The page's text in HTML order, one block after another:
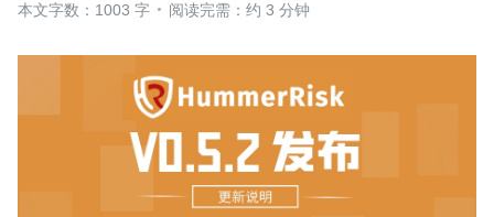
本文字数：1003 字
阅读完需：约 3 分钟